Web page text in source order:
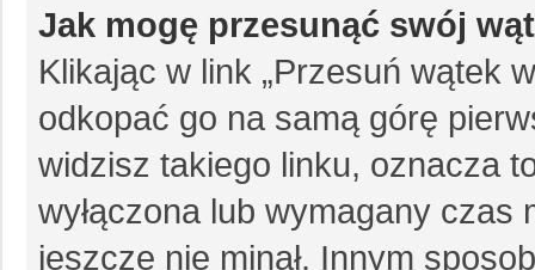
Jak mogę przesunąć swój
Klikając w link „Przesuń wątek
odkopać go na samą górę
widzisz takiego linku, oznacza
wyłączona lub wymagany
jeszcze nie minął. Innym